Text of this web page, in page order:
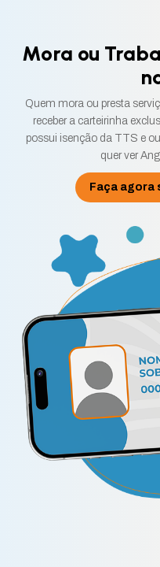
Mora ou
Quem mora ou presta
receber a carteirinha
possui isenção da TTS e
quer ver
Faça agora